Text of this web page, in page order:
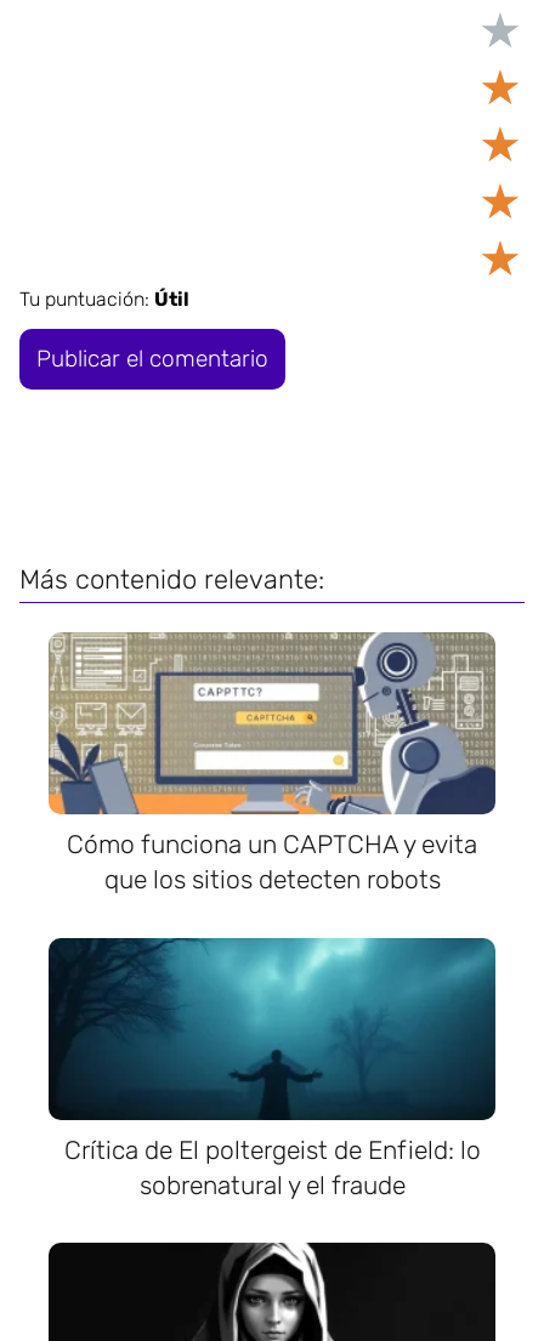
★
★
★
★
★
Tu puntuación: Útil
Más contenido relevante:
Cómo funciona un CAPTCHA y evita
que los sitios detecten robots
Crítica de El poltergeist de Enfield: lo
sobrenatural y el fraude